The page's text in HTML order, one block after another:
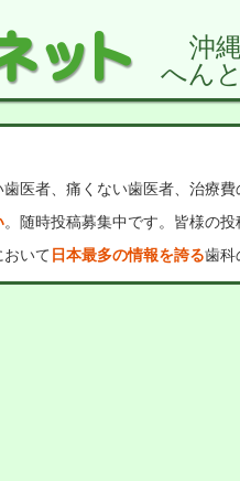
沖
へん
医者、痛くない歯医者、治療費
。随時投稿募集中です。皆様の投
いて 日本最多の情報を誇る歯科